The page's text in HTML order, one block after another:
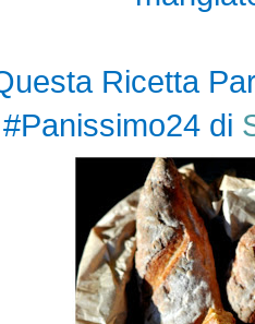
Ricetta
#Panissimo24 di